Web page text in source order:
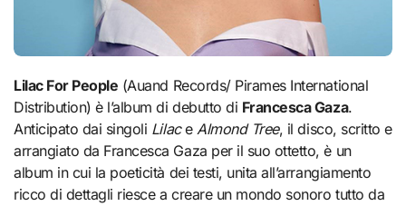
Lilac For People (Auand Records/ Pirames International
Distribution) è l’album di debutto di Francesca Gaza.
Anticipato dai singoli LilaceAlmond Tree, il disco, scritto e
arrangiato da Francesca Gaza per il suo ottetto, è un
album in cui la poeticità dei testi, unita all’arrangiamento
ricco di dettagli riesce a creare un mondo sonoro tutto da